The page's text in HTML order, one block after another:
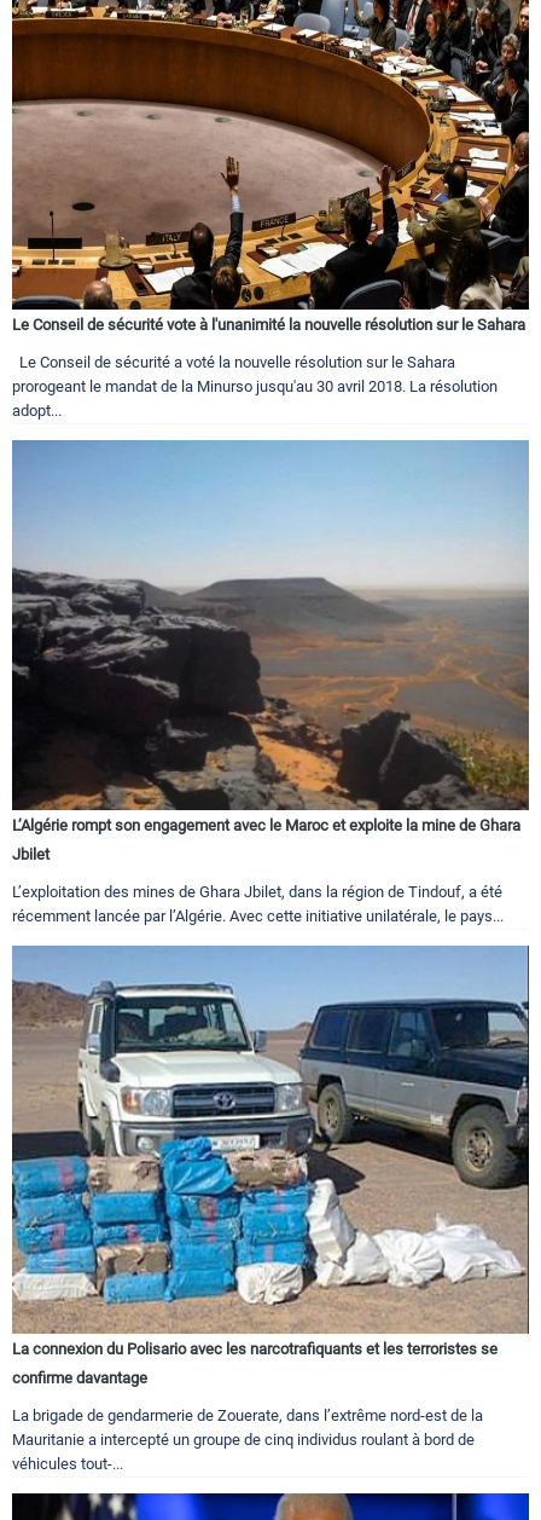
Le Conseil de sécurité vote à l'unanimité la nouvelle résolution sur le Sahara
Le Conseil de sécurité a voté la nouvelle résolution sur le Sahara
prorogeant le mandat de la Minurso jusqu'au 30 avril 2018. La résolution
adopt...
L’Algérie rompt son engagement avec le Maroc et exploite la mine de Ghara
Jbilet
L’exploitation des mines de Ghara Jbilet, dans la région de Tindouf, a été
récemment lancée par l’Algérie. Avec cette initiative unilatérale, le pays...
La connexion du Polisario avec les narcotrafiquants et les terroristes se
confirme davantage
La brigade de gendarmerie de Zouerate, dans l’extrême nord-est de la
Mauritanie a intercepté un groupe de cinq individus roulant à bord de
véhicules tout-...